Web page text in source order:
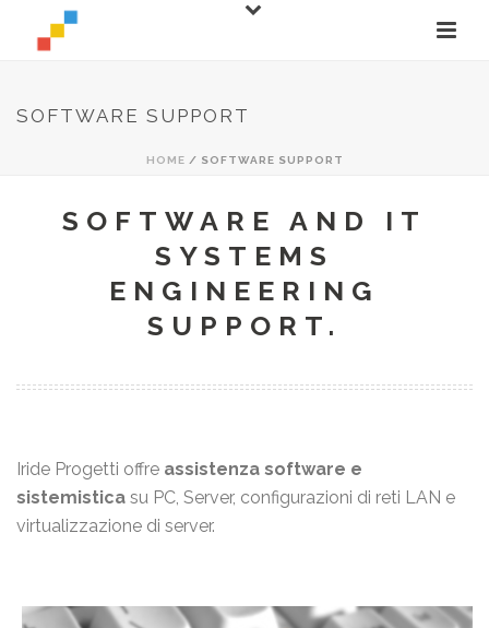
SOFTWARE SUPPORT
HOME / SOFTWARE SUPPORT
SOFTWARE AND IT
SYSTEMS
ENGINEERING
SUPPORT.
Iride Progetti offre assistenza software e
sistemistica su PC, Server, configurazioni di reti LAN e
virtualizzazione di server.